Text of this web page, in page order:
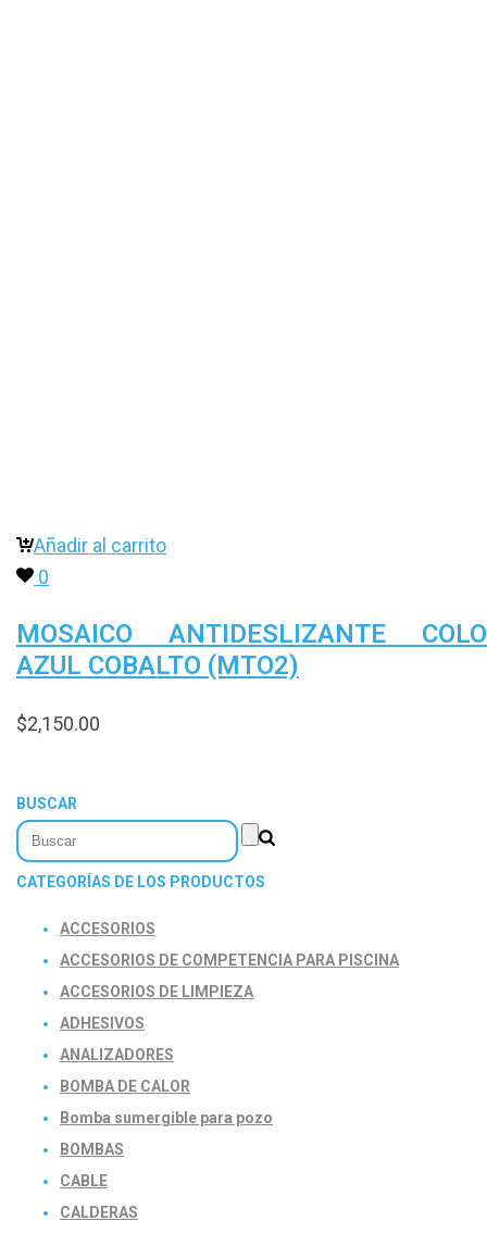
Añadir al carrito
0
MOSAICO ANTIDESLIZANTE
AZUL COBALTO (MTO2)
$2,150.00
BUSCAR
CATEGORÍAS DE LOS PRODUCTOS
ACCESORIOS
ACCESORIOS DE COMPETENCIA PARA PISCINA
ACCESORIOS DE LIMPIEZA
ADHESIVOS
ANALIZADORES
BOMBA DE CALOR
Bomba sumergible para pozo
BOMBAS
CABLE
CALDERAS